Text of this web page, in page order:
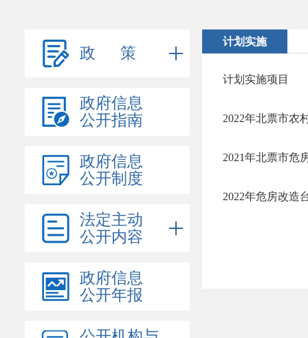
政 策
政府信息
公开指南
政府信息
公开制度
法定主动
公开内容
政府信息
公开年报
计划实施
计划实施项目
2022年北票市农
2021年北票市危
2022年危房改造